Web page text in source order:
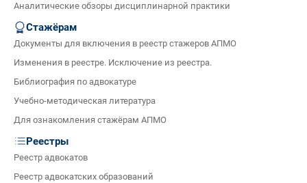
Аналитические обзоры дисциплинарной практики
Стажёрам
Документы для включения в реестр стажеров АПМО
Изменения в реестре. Исключение из реестра.
Библиография по адвокатуре
Учебно-методическая литература
Для ознакомления стажёрам АПМО
Реестры
Реестр адвокатов
Реестр адвокатских образований